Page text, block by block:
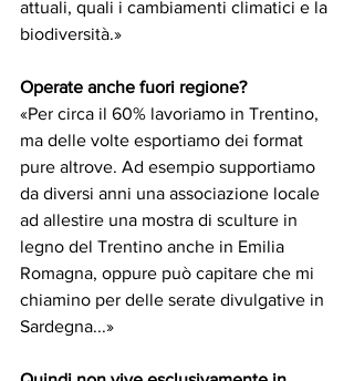
attuali, quali i cambiamenti climatici e la
biodiversità.»
Operate anche fuori regione?
«Per circa il 60% lavoriamo in Trentino,
ma delle volte esportiamo dei format
pure altrove. Ad esempio supportiamo
da diversi anni una associazione locale
ad allestire una mostra di sculture in
legno del Trentino anche in Emilia
Romagna, oppure può capitare che mi
chiamino per delle serate divulgative in
Sardegna...»